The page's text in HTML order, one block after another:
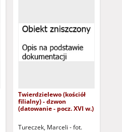
Twierdzielewo (kościół
filialny) - dzwon
(datowanie - pocz. XVI w.)
Tureczek, Marceli - fot.